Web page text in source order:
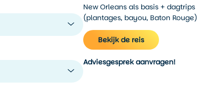
New Orleans als basis + dagtrips
(plantages, bayou, Baton Rouge)
Bekijk de reis
Adviesgesprek aanvragen!